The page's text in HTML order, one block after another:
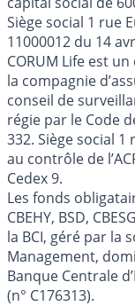
Siège social 1 rue
11000012 du 14
CORUM Life est
la compagnie
conseil de
régie par le Code
332. Siège social
au contrôle de
Cedex 9.
Les fonds
CBEHY, BSD,
la BCI, géré par la
Management,
Banque Centrale
(n° C176313).